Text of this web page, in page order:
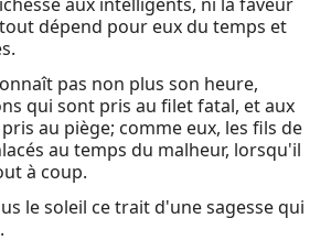
dépend pour eux du temps et
pas non plus son heure,
qui sont pris au filet fatal, et aux
au piège; comme eux, les fils de
au temps du malheur, lorsqu'il
à coup.
le soleil ce trait d'une sagesse qui